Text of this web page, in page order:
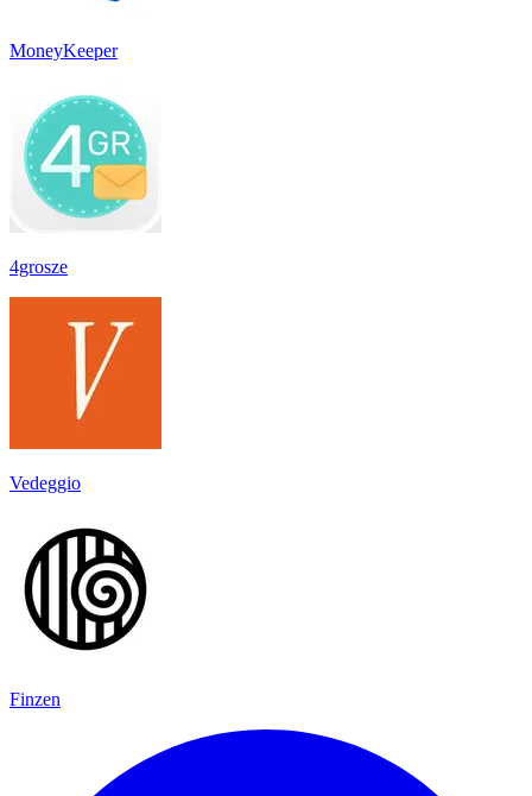
MoneyKeeper
4grosze
Vedeggio
Finzen